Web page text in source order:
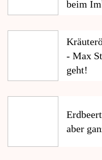
beim
- Max
geht!
aber